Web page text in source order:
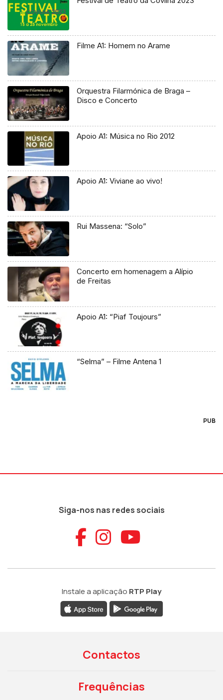
Filme A1: Homem no Arame
Orquestra Filarmónica de Braga –
Disco e Concerto
Apoio A1: Música no Rio 2012
Apoio A1: Viviane ao vivo!
Rui Massena: “Solo”
Concerto em homenagem a Alípio
de Freitas
Apoio A1: “Piaf Toujours”
“Selma” – Filme Antena 1
PUB
Siga-nos nas redes sociais
Aceder ao
Aceder ao
Aceder
Instale a aplicação RTP Play
Contactos
Frequências